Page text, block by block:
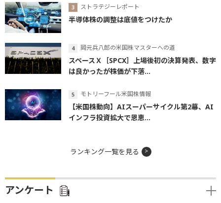
ストラテジーレポート
半導体株の調整は底値をつけたか
岡元兵八郎の米国株マスターへの道
スペースＸ［SPCX］上場後初の決算発表、数字
は良かったが株価が下落...
モトリーフール米国株情報
【米国株動向】AIスーパーサイクル第2幕、AI
インフラ投資拡大で恩恵...
ランキング一覧を見る
アンケート